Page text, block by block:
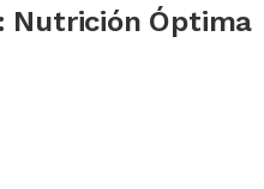
Nutrición Óptima